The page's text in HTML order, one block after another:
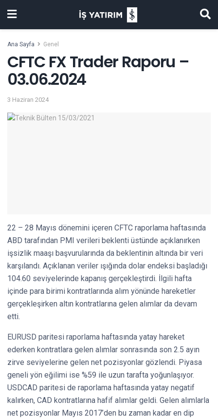
Ana Sayfa Genel
CFTC FX Trader Raporu –
03.06.2024
3 Haziran 2024
22 – 28 Mayıs dönemini içeren CFTC raporlama haftasında
ABD tarafından PMI verileri beklenti üstünde açıklanırken
işsizlik maaşı başvurularında da beklentinin altında bir veri
karşılandı. Açıklanan veriler ışığında dolar endeksi başladığı
104.60 seviyelerinde kapanış gerçekleştirdi. İlgili hafta
içinde para birimi kontratlarında alım yönünde hareketler
gerçekleşirken altın kontratlarına gelen alımlar da devam
etti.
EURUSD paritesi raporlama haftasında yatay hareket
ederken kontratlara gelen alımlar sonrasında son 2.5 ayın
zirve seviyelerine gelen net pozisyonlar gözlendi. Piyasa
geneli yön eğilimi ise %59 ile uzun tarafta yoğunlaşıyor.
USDCAD paritesi de raporlama haftasında yatay negatif
kalırken, CAD kontratlarına hafif alımlar geldi. Gelen alımlarla
net pozisyonlar Mayıs 2017’den bu zaman kadar en dip